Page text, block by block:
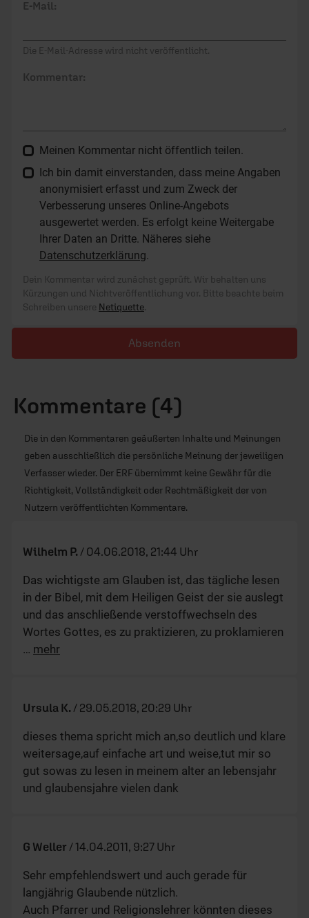
E-Mail:
Die E-Mail-Adresse wird nicht veröffentlicht.
Kommentar:
Meinen Kommentar nicht öffentlich teilen.
Ich bin damit einverstanden, dass meine Angaben
anonymisiert erfasst und zum Zweck der
Verbesserung unseres Online-Angebots
ausgewertet werden. Es erfolgt keine Weitergabe
Ihrer Daten an Dritte. Näheres siehe
Datenschutzerklärung.
Dein Kommentar wird zunächst geprüft. Wir behalten uns
Kürzungen und Nichtveröffentlichung vor. Bitte beachte beim
Schreiben unsere Netiquette.
Absenden
Kommentare (4)
Die in den Kommentaren geäußerten Inhalte und Meinungen
geben ausschließlich die persönliche Meinung der jeweiligen
Verfasser wieder. Der ERF übernimmt keine Gewähr für die
Richtigkeit, Vollständigkeit oder Rechtmäßigkeit der von
Nutzern veröffentlichten Kommentare.
Wilhelm P. / 04.06.2018, 21:44 Uhr
Das wichtigste am Glauben ist, das tägliche lesen
in der Bibel, mit dem Heiligen Geist der sie auslegt
und das anschließende verstoffwechseln des
Wortes Gottes, es zu praktizieren, zu proklamieren
… mehr
Ursula K. / 29.05.2018, 20:29 Uhr
dieses thema spricht mich an,so deutlich und klare
weitersage,auf einfache art und weise,tut mir so
gut sowas zu lesen in meinem alter an lebensjahr
und glaubensjahre vielen dank
G Weller / 14.04.2011, 9:27 Uhr
Sehr empfehlendswert und auch gerade für
langjährig Glaubende nützlich.
Auch Pfarrer und Religionslehrer könnten dieses